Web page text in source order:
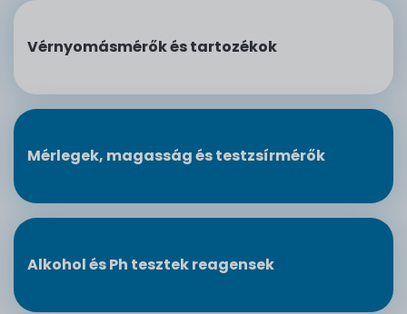
Vérnyomásmérők és tartozékok
Mérlegek, magasság és testzsírmérők
Alkohol és Ph tesztek reagensek